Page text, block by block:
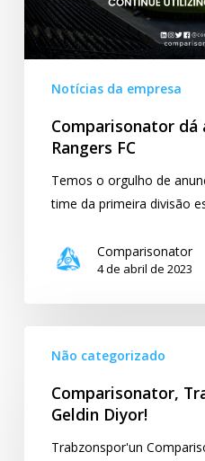
Rangers
FC
Notícias da empresa
Comparisonator dá
Rangers FC
Temos o orgulho de
time da primeira divisão
Comparisonator
4 de abril de 2023
Trabzonspor’a
Geldin
Não categorizado
Comparisonator,
Geldin Diyor!
Trabzonspor'un